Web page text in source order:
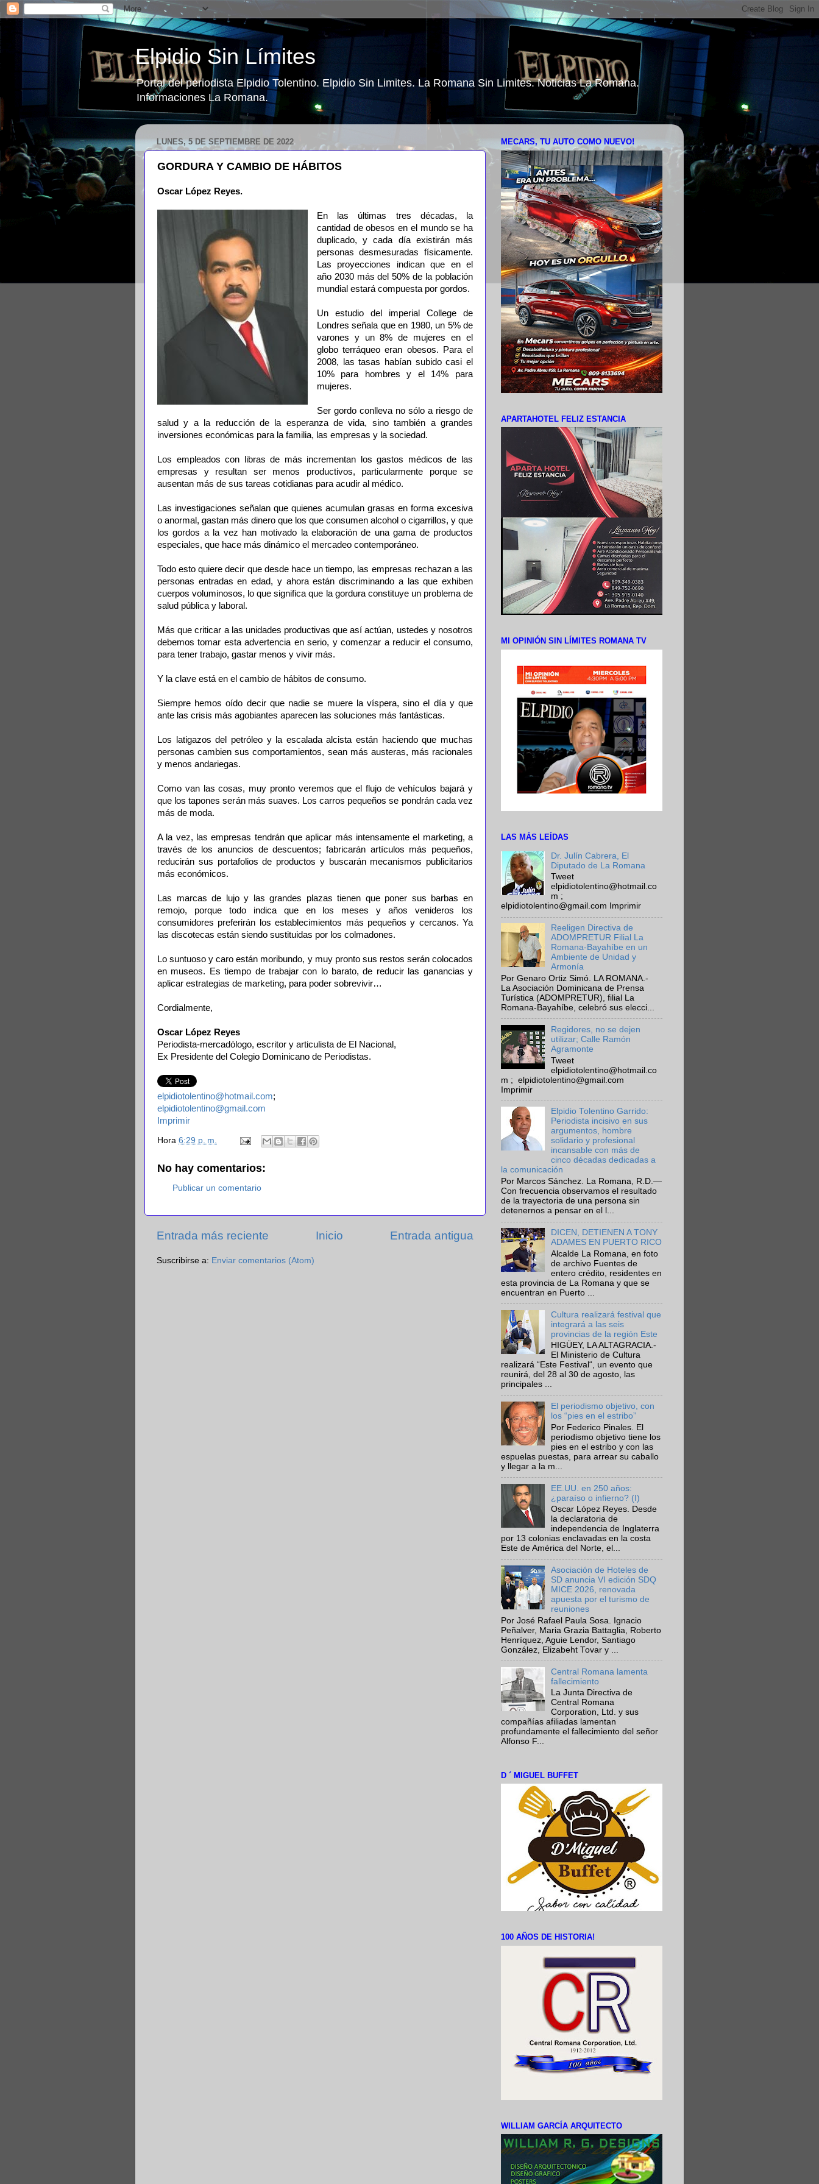
Elpidio Sin Límites
Portal del periodista Elpidio Tolentino. Elpidio Sin Limites. La Romana Sin Limites. Noticias La Romana.
Informaciones La Romana.
LUNES, 5 DE SEPTIEMBRE DE 2022
GORDURA Y CAMBIO DE HÁBITOS
Oscar López Reyes.
En las últimas tres décadas, la
cantidad de obesos en el mundo se ha
duplicado, y cada día existirán más
personas desmesuradas físicamente.
Las proyecciones indican que en el
año 2030 más del 50% de la población
mundial estará compuesta por gordos.
Un estudio del imperial College de
Londres señala que en 1980, un 5% de
varones y un 8% de mujeres en el
globo terráqueo eran obesos. Para el
2008, las tasas habían subido casi el
10% para hombres y el 14% para
mujeres.
Ser gordo conlleva no sólo a riesgo de
salud y a la reducción de la esperanza de vida, sino también a grandes
inversiones económicas para la familia, las empresas y la sociedad.
Los empleados con libras de más incrementan los gastos médicos de las
empresas y resultan ser menos productivos, particularmente porque se
ausentan más de sus tareas cotidianas para acudir al médico.
Las investigaciones señalan que quienes acumulan grasas en forma excesiva
o anormal, gastan más dinero que los que consumen alcohol o cigarrillos, y que
los gordos a la vez han motivado la elaboración de una gama de productos
especiales, que hace más dinámico el mercadeo contemporáneo.
Todo esto quiere decir que desde hace un tiempo, las empresas rechazan a las
personas entradas en edad, y ahora están discriminando a las que exhiben
cuerpos voluminosos, lo que significa que la gordura constituye un problema de
salud pública y laboral.
Más que criticar a las unidades productivas que así actúan, ustedes y nosotros
debemos tomar esta advertencia en serio, y comenzar a reducir el consumo,
para tener trabajo, gastar menos y vivir más.
Y la clave está en el cambio de hábitos de consumo.
Siempre hemos oído decir que nadie se muere la víspera, sino el día y que
ante las crisis más agobiantes aparecen las soluciones más fantásticas.
Los latigazos del petróleo y la escalada alcista están haciendo que muchas
personas cambien sus comportamientos, sean más austeras, más racionales
y menos andariegas.
Como van las cosas, muy pronto veremos que el flujo de vehículos bajará y
que los tapones serán más suaves. Los carros pequeños se pondrán cada vez
más de moda.
A la vez, las empresas tendrán que aplicar más intensamente el marketing, a
través de los anuncios de descuentos; fabricarán artículos más pequeños,
reducirán sus portafolios de productos y buscarán mecanismos publicitarios
más económicos.
Las marcas de lujo y las grandes plazas tienen que poner sus barbas en
remojo, porque todo indica que en los meses y años venideros los
consumidores preferirán los establecimientos más pequeños y cercanos. Ya
las discotecas están siendo sustituidas por los colmadones.
Lo suntuoso y caro están moribundo, y muy pronto sus restos serán colocados
en museos. Es tiempo de trabajar con lo barato, de reducir las ganancias y
aplicar estrategias de marketing, para poder sobrevivir…
Cordialmente,
Oscar López Reyes
Periodista-mercadólogo, escritor y articulista de El Nacional,
Ex Presidente del Colegio Dominicano de Periodistas.
elpidiotolentino@hotmail.com;
elpidiotolentino@gmail.com
Imprimir
Hora 6:29 p. m.
No hay comentarios:
Publicar un comentario
Entrada más reciente Entrada antigua
Inicio
Suscribirse a: Enviar comentarios (Atom)
MECARS, TU AUTO COMO NUEVO!
APARTAHOTEL FELIZ ESTANCIA
MI OPINIÓN SIN LÍMITES ROMANA TV
LAS MÁS LEÍDAS
Dr. Julín Cabrera, El
Diputado de La Romana
Tweet
elpidiotolentino@hotmail.co
m ;
elpidiotolentino@gmail.com Imprimir
Reeligen Directiva de
ADOMPRETUR Filial La
Romana-Bayahíbe en un
Ambiente de Unidad y
Armonía
Por Genaro Ortiz Simó. LA ROMANA.-
La Asociación Dominicana de Prensa
Turística (ADOMPRETUR), filial La
Romana-Bayahíbe, celebró sus elecci...
Regidores, no se dejen
utilizar; Calle Ramón
Agramonte
Tweet
elpidiotolentino@hotmail.co
m ; elpidiotolentino@gmail.com
Imprimir
Elpidio Tolentino Garrido:
Periodista incisivo en sus
argumentos, hombre
solidario y profesional
incansable con más de
cinco décadas dedicadas a
la comunicación
Por Marcos Sánchez. La Romana, R.D.—
Con frecuencia observamos el resultado
de la trayectoria de una persona sin
detenernos a pensar en el l...
DICEN, DETIENEN A TONY
ADAMES EN PUERTO RICO
Alcalde La Romana, en foto
de archivo Fuentes de
entero crédito, residentes en
esta provincia de La Romana y que se
encuentran en Puerto ...
Cultura realizará festival que
integrará a las seis
provincias de la región Este
HIGÜEY, LA ALTAGRACIA.-
El Ministerio de Cultura
realizará “Este Festival“, un evento que
reunirá, del 28 al 30 de agosto, las
principales ...
El periodismo objetivo, con
los “pies en el estribo”
Por Federico Pinales. El
periodismo objetivo tiene los
pies en el estribo y con las
espuelas puestas, para arrear su caballo
y llegar a la m...
EE.UU. en 250 años:
¿paraíso o infierno? (I)
Oscar López Reyes. Desde
la declaratoria de
independencia de Inglaterra
por 13 colonias enclavadas en la costa
Este de América del Norte, el...
Asociación de Hoteles de
SD anuncia VI edición SDQ
MICE 2026, renovada
apuesta por el turismo de
reuniones
Por José Rafael Paula Sosa. Ignacio
Peñalver, Maria Grazia Battaglia, Roberto
Henríquez, Aguie Lendor, Santiago
González, Elizabeht Tovar y ...
Central Romana lamenta
fallecimiento
La Junta Directiva de
Central Romana
Corporation, Ltd. y sus
compañías afiliadas lamentan
profundamente el fallecimiento del señor
Alfonso F...
D ´ MIGUEL BUFFET
100 AÑOS DE HISTORIA!
WILLIAM GARCÍA ARQUITECTO